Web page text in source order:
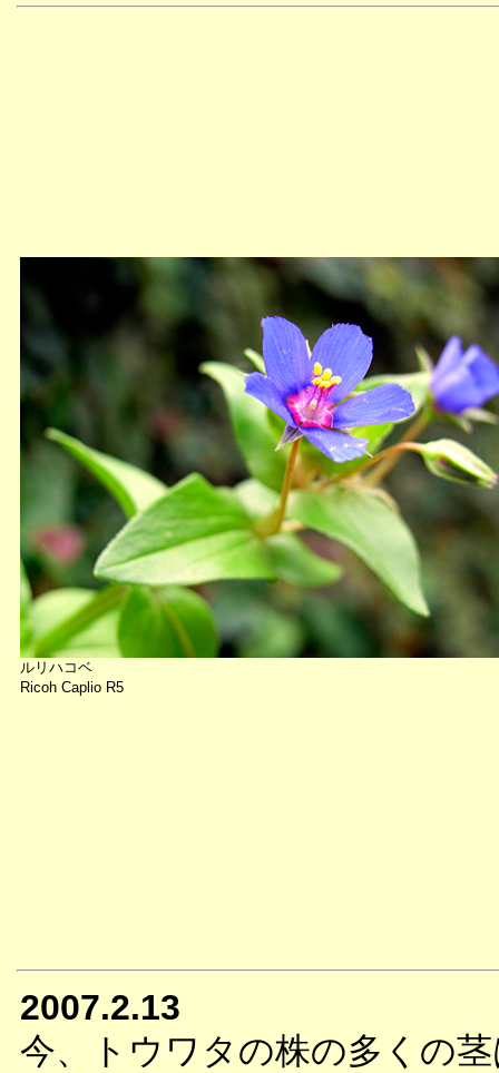
ルリハコベ
Ricoh Caplio R5
2007.2.13
今、トウワタの株の多くの